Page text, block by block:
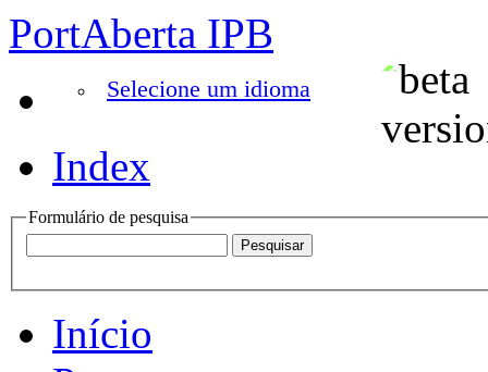
PortAberta IPB
Selecione um idioma
Index
Formulário de pesquisa
Início